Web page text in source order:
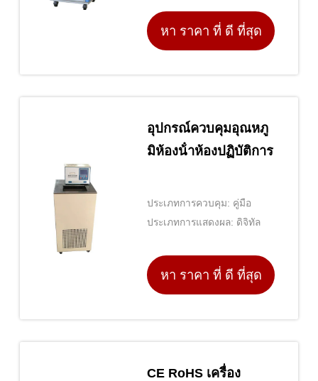
หา ราคา ที่ ดี ที่สุด
อุปกรณ์ควบคุมอุณหภู
มิห้องน้ําห้องปฏิบัติการ
ประเภทการควบคุม: คู่มือ
ประเภทการแสดงผล: ดิจิทัล
หา ราคา ที่ ดี ที่สุด
CE RoHS เครื่อง